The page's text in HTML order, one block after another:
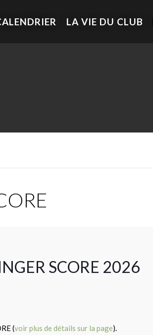
LA VIE DU CLUB
SCORE 2026
(voir plus de détails sur la page).